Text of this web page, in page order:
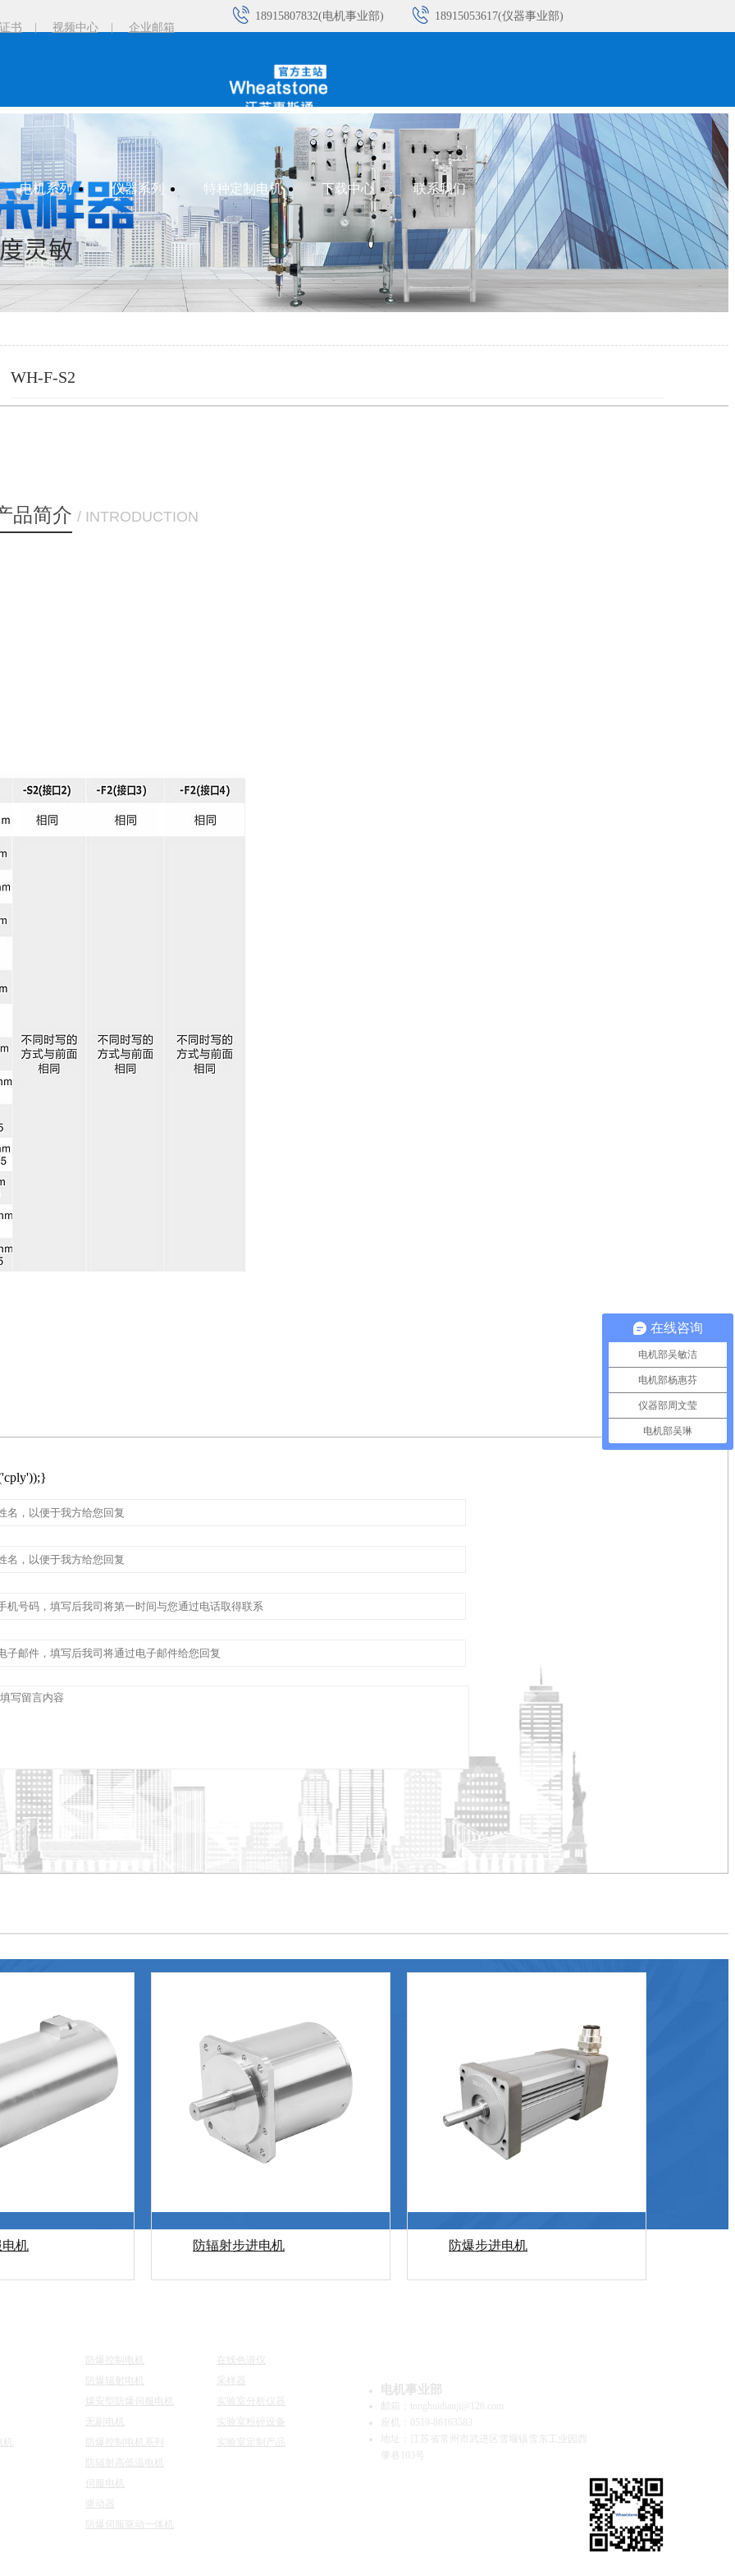
书 视频中心 企业邮箱
18915807832(电机事业部)
18101502570(电机事业部)
18961193390(电机事业部)
18915053617(仪器事业部)
电机系列 仪器系列 特种定制电机 下载中心 联系我们
WH-F-S2
品简介 / INTRODUCTION
机 防辐射步进电机 防爆步进电机
防爆控制电机
防爆辐射电机
煤安型防爆伺服电机
无刷电机
防爆控制电机系列
防辐射高低温电机
伺服电机
驱动器
防爆伺服驱动一体机
在线色谱仪
采样器
实验室分析仪器
实验室粉碎设备
实验室定制产品
电机事业部
邮箱：tonghuidianji@126.com
座机：0519-86163583
地址：江苏省常州市武进区雪堰镇雪东工业园西
肇巷103号
在线咨询
电机部吴敏洁
电机部杨惠芬
仪器部周文莹
电机部吴琳